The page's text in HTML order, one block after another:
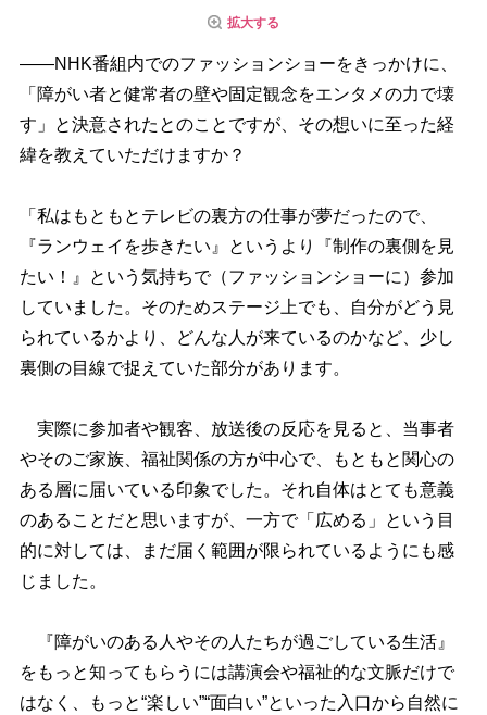
拡大する
――NHK番組内でのファッションショーをきっかけに、
「障がい者と健常者の壁や固定観念をエンタメの力で壊
す」と決意されたとのことですが、その想いに至った経
緯を教えていただけますか？
「私はもともとテレビの裏方の仕事が夢だったので、
『ランウェイを歩きたい』というより『制作の裏側を見
たい！』という気持ちで（ファッションショーに）参加
していました。そのためステージ上でも、自分がどう見
られているかより、どんな人が来ているのかなど、少し
裏側の目線で捉えていた部分があります。
実際に参加者や観客、放送後の反応を見ると、当事者
そのご家族、福祉関係の方が中心で、もともと関心の
ある層に届いている印象でした。それ自体はとても意義
のあることだと思いますが、一方で「広める」という目
的に対しては、まだ届く範囲が限られているようにも感
じました。
『障がいのある人やその人たちが過ごしている生活』
をもっと知ってもらうには講演会や福祉的な文脈だけで
はなく、もっと“楽しい”“面白い”といった入口から自然に